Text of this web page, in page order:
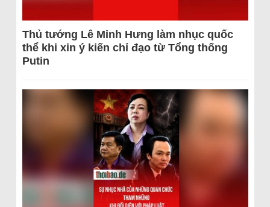
Thủ tướng Lê Minh Hưng làm nhục quốc
thể khi xin ý kiến chỉ đạo từ Tổng thống
Putin